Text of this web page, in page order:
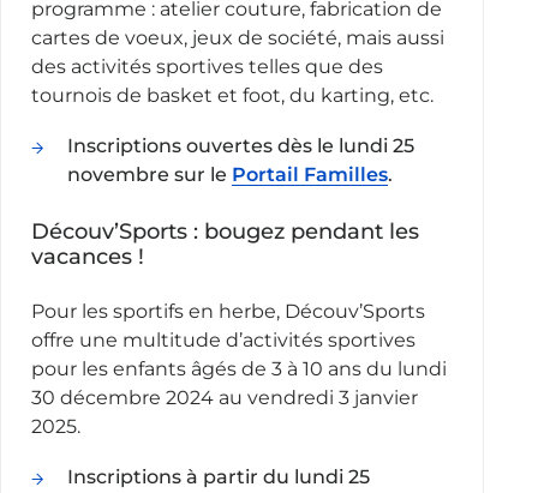
programme : atelier couture, fabrication de
cartes de voeux, jeux de société, mais aussi
des activités sportives telles que des
tournois de basket et foot, du karting, etc.
Inscriptions ouvertes dès le lundi 25
novembre sur le Portail Familles.
Découv’Sports : bougez pendant les
vacances !
Pour les sportifs en herbe, Découv’Sports
offre une multitude d’activités sportives
pour les enfants âgés de 3 à 10 ans du lundi
30 décembre 2024 au vendredi 3 janvier
2025.
Inscriptions à partir du lundi 25